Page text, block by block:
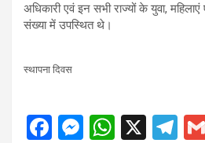
अधिकारी एवं इन सभी राज्यों के युवा,
संख्या में उपस्थित थे।
स्थापना दिवस
F
M W X
T